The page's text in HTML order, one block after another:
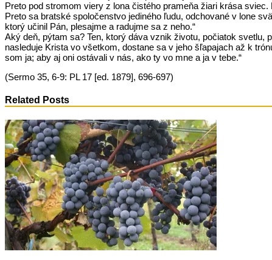
Preto pod stromom viery z lona čistého prameňa žiari krása
Preto sa bratské spoločenstvo jediného ľudu, odchované v lone
ktorý učinil Pán, plesajme a radujme sa z neho.“
Aký deň, pýtam sa? Ten, ktorý dáva vznik životu, počiatok svetlu,
nasleduje Krista vo všetkom, dostane sa v jeho šľapajach až k
som ja; aby aj oni ostávali v nás, ako ty vo mne a ja v tebe.“
(Sermo 35, 6-9: PL 17 [ed. 1879], 696-697)
Related Posts